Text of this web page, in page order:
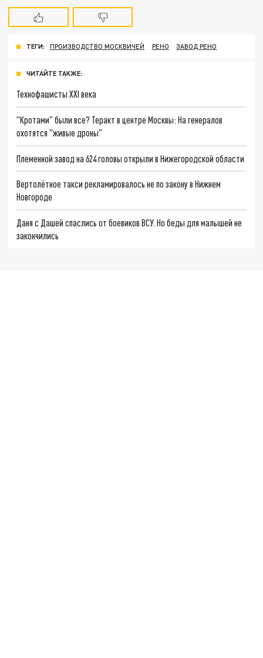
ТЕГИ: ПРОИЗВОДСТВО МОСКВИЧЕЙ РЕНО ЗАВОД РЕНО
ЧИТАЙТЕ ТАКЖЕ:
Технофашисты XXI века
"Кротами" были все? Теракт в центре Москвы: На генералов
охотятся "живые дроны"
Племенной завод на 624 головы открыли в Нижегородской области
Вертолётное такси рекламировалось не по закону в Нижнем
Новгороде
Даня с Дашей спаслись от боевиков ВСУ. Но беды для малышей не
закончились